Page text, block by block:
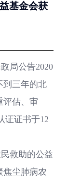
基金会获
局公告2020
到三年的北
评估、审
证证书于12
救助的公益
焦尘肺病农